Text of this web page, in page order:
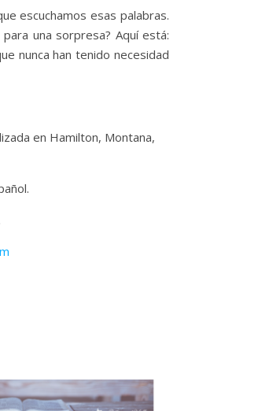
escuchamos esas palabras.
una sorpresa? Aquí está:
nunca han tenido necesidad
en Hamilton, Montana,